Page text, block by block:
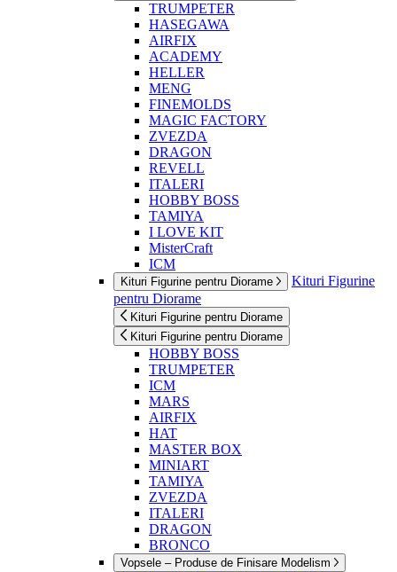
TRUMPETER
HASEGAWA
AIRFIX
ACADEMY
HELLER
MENG
FINEMOLDS
MAGIC FACTORY
ZVEZDA
DRAGON
REVELL
ITALERI
HOBBY BOSS
TAMIYA
I LOVE KIT
MisterCraft
ICM
Kituri Figurine pentru Diorame
Kituri Figurine
pentru Diorame
Kituri Figurine pentru Diorame
Kituri Figurine pentru Diorame
HOBBY BOSS
TRUMPETER
ICM
MARS
AIRFIX
HAT
MASTER BOX
MINIART
TAMIYA
ZVEZDA
ITALERI
DRAGON
BRONCO
Vopsele – Produse de Finisare Modelism